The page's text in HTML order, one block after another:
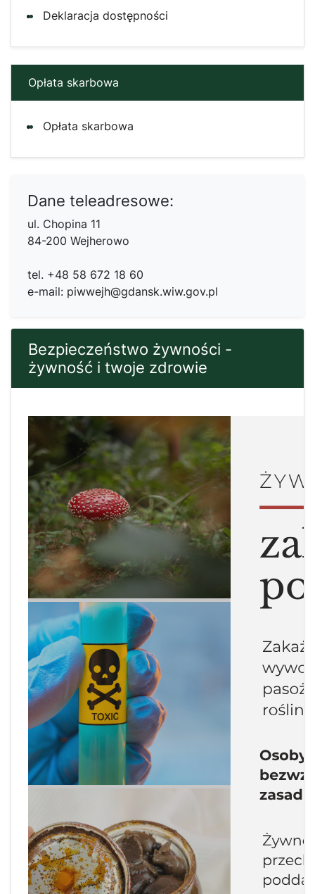
Deklaracja dostępności
Opłata skarbowa
Opłata skarbowa
Dane teleadresowe:
ul. Chopina 11
84-200 Wejherowo
tel. +48 58 672 18 60
e-mail: piwwejh@gdansk.wiw.gov.pl
Bezpieczeństwo żywności -
żywność i twoje zdrowie